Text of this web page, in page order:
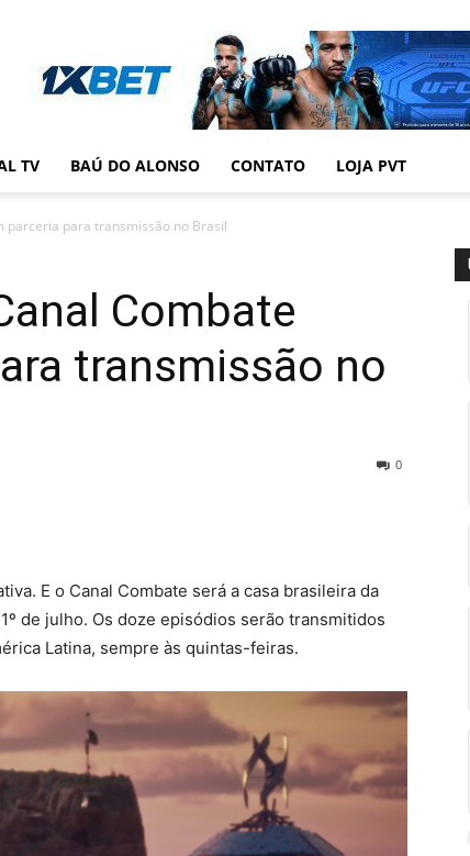
TV BAÚ DO ALONSO CONTATO LOJA PVT
parceria para transmissão no Brasil
Combate
transmissão no
0
E o Canal Combate será a casa brasileira da
de julho. Os doze episódios serão transmitidos
Latina, sempre às quintas-feiras.